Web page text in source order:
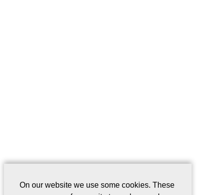
On our website we use some cookies. These